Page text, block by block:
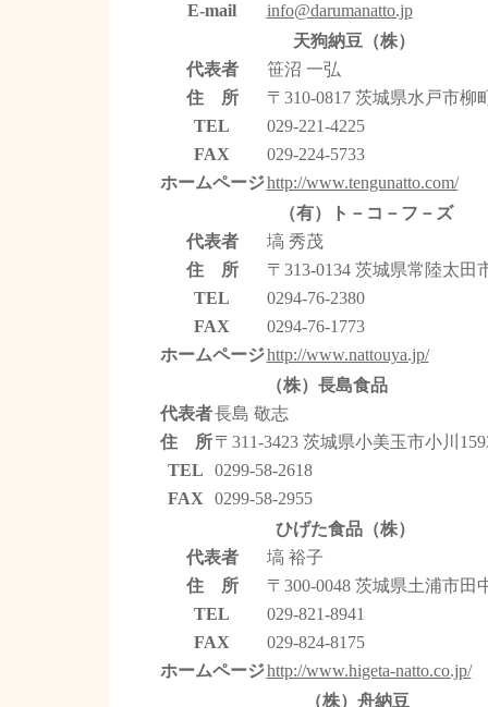
E-mail
info@darumanatto.jp
天狗納豆（株）
代表者
笹沼 一弘
住 所
〒310-0817 茨城県水戸市柳
TEL
029-221-4225
FAX
029-224-5733
ホームページhttp://www.tengunatto.com/
（有）ト－コ－フ－ズ
代表者
塙 秀茂
住 所
〒313-0134 茨城県常陸太田
TEL
0294-76-2380
FAX
0294-76-1773
ホームページhttp://www.nattouya.jp/
（株）長島食品
代表者長島 敬志
住 所 〒311-3423 茨城県小美玉市小川
TEL
0299-58-2618
FAX
0299-58-2955
ひげた食品（株）
代表者
塙 裕子
住 所
〒300-0048 茨城県土浦市田
TEL
029-821-8941
FAX
029-824-8175
ホームページhttp://www.higeta-natto.co.jp/
（株）舟納豆